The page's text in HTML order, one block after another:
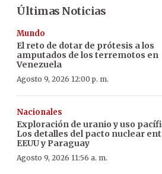
Últimas Noticias
Mundo
El reto de dotar de prótesis a los
amputados de los terremotos en
Venezuela
Agosto 9, 2026 12:00 p. m.
Nacionales
Exploración de uranio y uso
Los detalles del pacto nuclear
EEUU y Paraguay
Agosto 9, 2026 11:56 a. m.